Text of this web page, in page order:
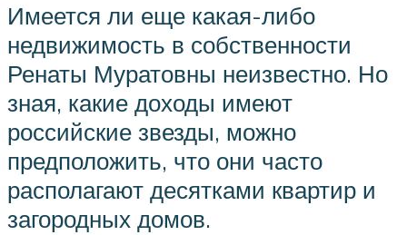
Имеется ли еще какая-либо
недвижимость в собственности
Ренаты Муратовны неизвестно. Но
зная, какие доходы имеют
российские звезды, можно
предположить, что они часто
располагают десятками квартир и
загородных домов.